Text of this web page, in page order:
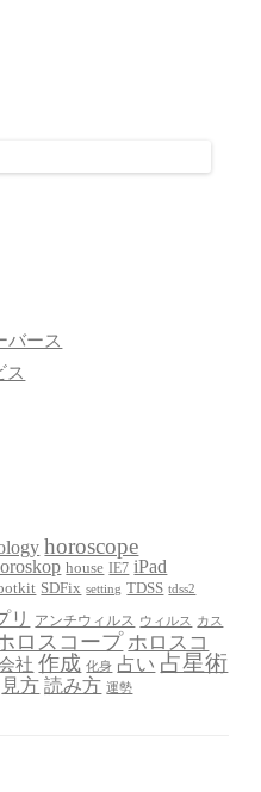
ース
ス
horoscope
house IE7 iPad
SDFix setting TDSS tdss2
リ アンチウィルス ウィルス カス
ロスコープ ホロスコ
社 作成 化身 占い 占星術
見方 読み方 運勢